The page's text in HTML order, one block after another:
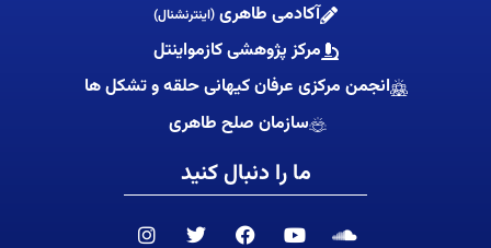
آکادمی طاهری (اینترنشنال)
مرکز پژوهشی کازمواینتل
انجمن مرکزی عرفان کیهانی حلقه و تشکل ها
سازمان صلح طاهری
ما را دنبال کنید
S
Y
F
T
I